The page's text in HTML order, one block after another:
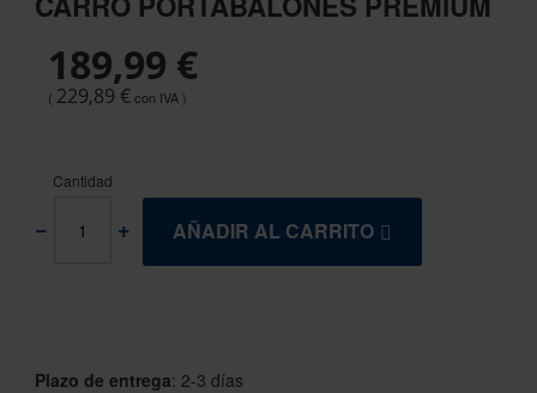
the
images
189,99 €
229,89 €
Cantidad
AÑADIR AL CARRITO
Plazo de entrega: 2-3 días